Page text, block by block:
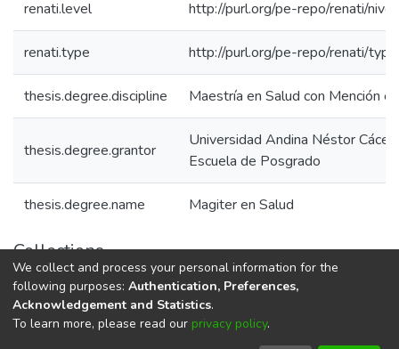
renati.level http://purl.org/pe-repo/renati/
renati.type http://purl.org/pe-repo/renati/
thesis.degree.discipline Maestría en Salud con Mención
thesis.degree.grantor
Universidad Andina Néstor
Escuela de Posgrado
thesis.degree.name Magiter en Salud
Collections
Mención en: Salud Pública
DSpace softwarecopyright © 2002-2026
We collect and process your personal information for the
following purposes: Authentication, Preferences,
Acknowledgement and Statistics.
To learn more, please read our privacy policy.